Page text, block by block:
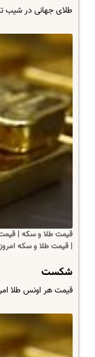
طلای جهانی در شیب تندی به سمت
قیمت طلا و سکه |
| قیمت طلا و سکه امروز
شکست
قیمت هر اونس طلا امروز با ۰.۴۳ درصد کاهش به ۱۸۲۰ دلار